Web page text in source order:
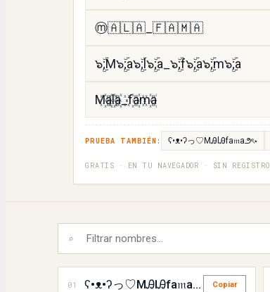
ⓜ️🇦🇱🇦_🇫🇦🇲🇦
๖ۣۜ;M๖ۣۜ;a๖ۣۜ;l๖ۣۜ;a_๖ۣۜ;f๖ۣۜ;a๖ۣۜ;m๖ۣۜ;a
M꙰a꙰l꙰a꙰_f꙰a꙰m꙰a꙰
PRUEBA TAMBIÉN: ʕ•ᴥ•ʔっ♡MᎯlᎯfа𝔪a౨ৎ⋆
GRATIS · EN TU NAVEGADOR · SIN REGISTRO
⌕
01 ʕ•ᴥ•ʔっ♡MᎯlᎯfа𝔪a౨ৎ⋆ Copiar